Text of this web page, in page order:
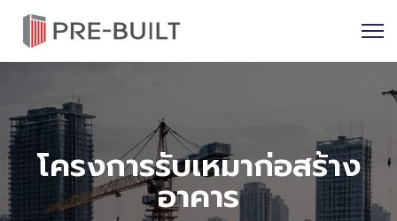
โครงการรับเหมาก่อสร้าง
อาคาร